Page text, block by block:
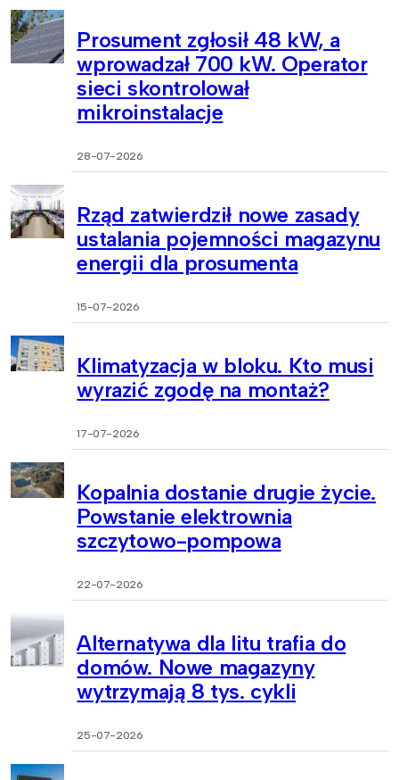
Prosument zgłosił 48 kW, a
wprowadzał 700 kW. Operator
sieci skontrolował
mikroinstalacje
28-07-2026
Rząd zatwierdził nowe zasady
ustalania pojemności magazynu
energii dla prosumenta
15-07-2026
Klimatyzacja w bloku. Kto musi
wyrazić zgodę na montaż?
17-07-2026
Kopalnia dostanie drugie życie.
Powstanie elektrownia
szczytowo-pompowa
22-07-2026
Alternatywa dla litu trafia do
domów. Nowe magazyny
wytrzymają 8 tys. cykli
25-07-2026